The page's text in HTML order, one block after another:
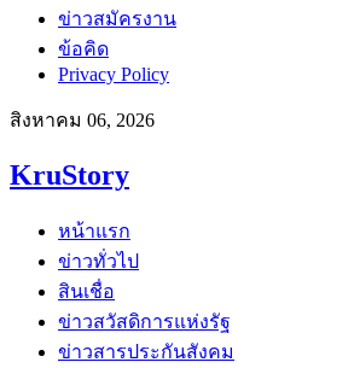
ข่าวสมัครงาน
ข้อคิด
Privacy Policy
สิงหาคม 06, 2026
KruStory
หน้าแรก
ข่าวทั่วไป
สินเชื่อ
ข่าวสวัสดิการแห่งรัฐ
ข่าวสารประกันสังคม